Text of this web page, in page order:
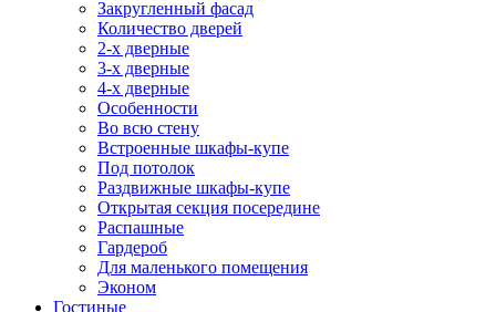
Закругленный фасад
Количество дверей
2-х дверные
3-х дверные
4-х дверные
Особенности
Во всю стену
Встроенные шкафы-купе
Под потолок
Раздвижные шкафы-купе
Открытая секция посередине
Распашные
Гардероб
Для маленького помещения
Эконом
Гостиные